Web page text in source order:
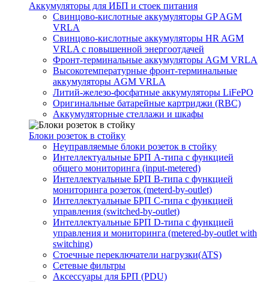
Аккумуляторы для ИБП и стоек питания
Свинцово-кислотные аккумуляторы GP AGM
VRLA
Свинцово-кислотные аккумуляторы HR AGM
VRLA с повышенной энергоотдачей
Фронт-терминальные аккумуляторы AGM VRLA
Высокотемпературные фронт-терминальные
аккумуляторы AGM VRLA
Литий-железо-фосфатные аккумуляторы LiFePO
Оригинальные батарейные картриджи (RBC)
Аккумуляторные стеллажи и шкафы
Блоки розеток в стойку
Неуправляемые блоки розеток в стойку
Интеллектуальные БРП А-типа с функцией
общего мониторинга (input-metered)
Интеллектуальные БРП B-типа с функцией
мониторинга розеток (meterd-by-outlet)
Интеллектуальные БРП C-типа с функцией
управления (switched-by-outlet)
Интеллектуальные БРП D-типа с функцией
управления и мониторинга (metered-by-outlet with
switching)
Стоечные переключатели нагрузки(ATS)
Сетевые фильтры
Аксессуары для БРП (PDU)